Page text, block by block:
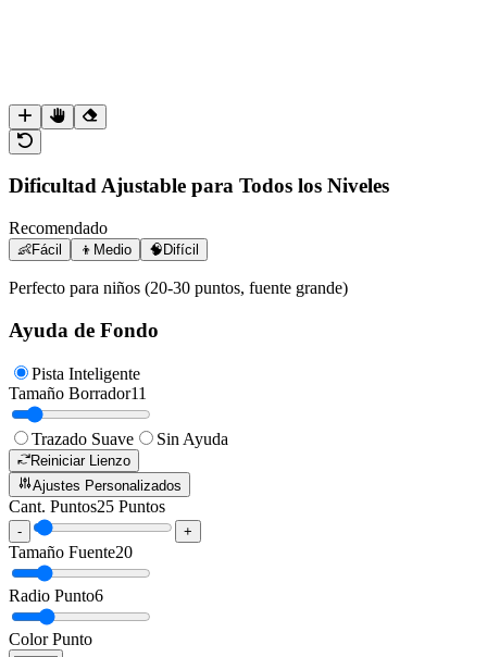
Dificultad Ajustable para Todos los Niveles
Recomendado
👶Fácil 👦 Medio 🧠 Difícil
Perfecto para niños (20-30 puntos, fuente grande)
Ayuda de Fondo
Pista Inteligente
Tamaño Borrador11
Trazado Suave Sin Ayuda
Reiniciar Lienzo
Ajustes Personalizados
Cant. Puntos25 Puntos
- +
Tamaño Fuente20
Radio Punto6
Color Punto